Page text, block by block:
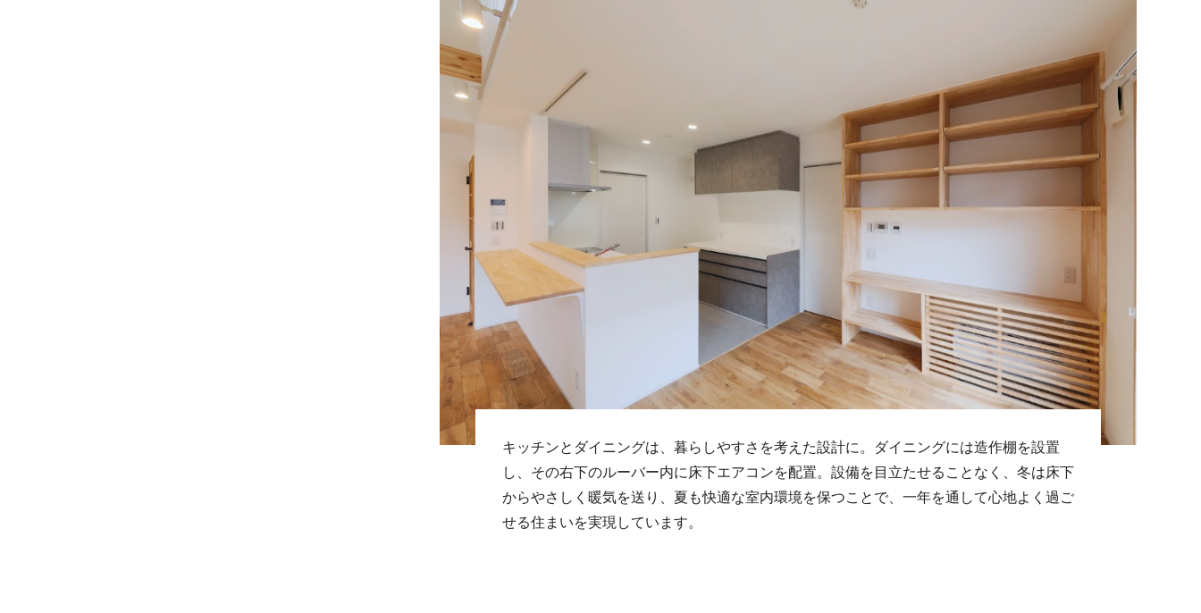
キッチンとダイニングは、暮らしやすさを考えた設計に。ダイニングには造作棚を設置
し、その右下のルーバー内に床下エアコンを配置。設備を目立たせることなく、冬は床下
からやさしく暖気を送り、夏も快適な室内環境を保つことで、一年を通して心地よく過ご
せる住まいを実現しています。